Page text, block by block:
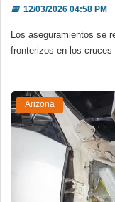
📅12/03/2026 04:58 PM
Los aseguramientos se
fronterizos en los
Arizona